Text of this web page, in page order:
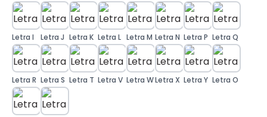
✕
pagamento
Cartão de
Crédito
Parcelamento Valor da Parcela
1x
R$ 101,99
2x
R$ 50,99
3x
R$ 33,99
4x R$ 25,49
Letra I Letra J Letra K Letra L Letra M Letra N Letra P Letra Q
Letra R Letra S Letra T Letra V Letra WLetra X Letra Y Letra O